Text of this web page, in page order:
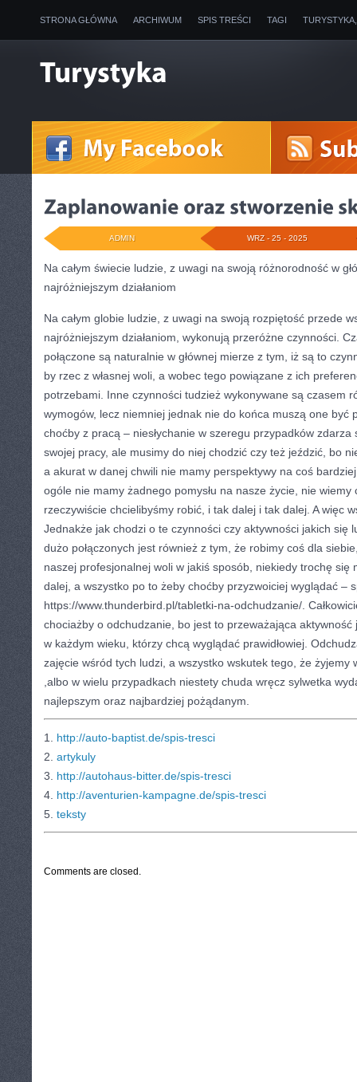
STRONA GŁÓWNA ARCHIWUM SPIS TREŚCI TAGI
WRZ - 25 - 2025
ADMIN
Na całym świecie ludzie, z uwagi na swoją różnorodność w
najróżniejszym działaniom
Na całym globie ludzie, z uwagi na swoją rozpiętość przede
najróżniejszym działaniom, wykonują przeróżne czynności.
połączone są naturalnie w głównej mierze z tym, iż są to
by rzec z własnej woli, a wobec tego powiązane z ich
potrzebami. Inne czynności tudzież wykonywane są czasem
wymogów, lecz niemniej jednak nie do końca muszą one być
choćby z pracą – niesłychanie w szeregu przypadków zdarza
swojej pracy, ale musimy do niej chodzić czy też jeździć, bo
a akurat w danej chwili nie mamy perspektywy na coś
ogóle nie mamy żadnego pomysłu na nasze życie, nie wiemy
rzeczywiście chcielibyśmy robić, i tak dalej i tak dalej. A więc
Jednakże jak chodzi o te czynności czy aktywności jakich się
dużo połączonych jest również z tym, że robimy coś dla
naszej profesjonalnej woli w jakiś sposób, niekiedy trochę się
dalej, a wszystko po to żeby choćby przyzwoiciej wyglądać –
https://www.thunderbird.pl/tabletki-na-odchudzanie/.
chociażby o odchudzanie, bo jest to przeważająca aktywność
w każdym wieku, którzy chcą wyglądać prawidłowiej.
zajęcie wśród tych ludzi, a wszystko wskutek tego, że żyjemy
,albo w wielu przypadkach niestety chuda wręcz sylwetka
najlepszym oraz najbardziej pożądanym.
1. http://auto-baptist.de/spis-tresci
2. artykuly
3. http://autohaus-bitter.de/spis-tresci
4. http://aventurien-kampagne.de/spis-tresci
5. teksty
Comments are closed.